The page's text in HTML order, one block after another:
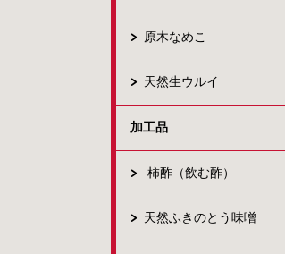
原木なめこ
天然生ウルイ
加工品
柿酢（飲む酢）
天然ふきのとう味噌